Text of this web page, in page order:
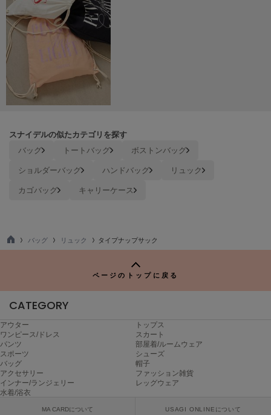
made of Organics
メイドオブオーガニクス
MICHU COQUETTE
MIESROHE
ミースロエ
Mila Owen
MOIGE
モワージュ
nezu
NIKE
ナイキ
NOWNS
ナウンス
スナイデルの似たカテゴリを探す
バッグ トートバッグ
ボストンバッグ
ショルダーバッグ
ハンドバッグ
リュック
カゴバッグ
キャリーケース
TO
バッグ リュック タイプナップサック
ページのトップに戻る
CATEGORY
アウター
トップス
ワンピース/ドレス
スカート
パンツ
部屋着/ルームウェア
スポーツ
シューズ
バッグ
帽子
アクセサリー
ファッション雑貨
インナー/ランジェリー
レッグウェア
水着/浴衣
MA CARDについて USAGI ONLINEについて